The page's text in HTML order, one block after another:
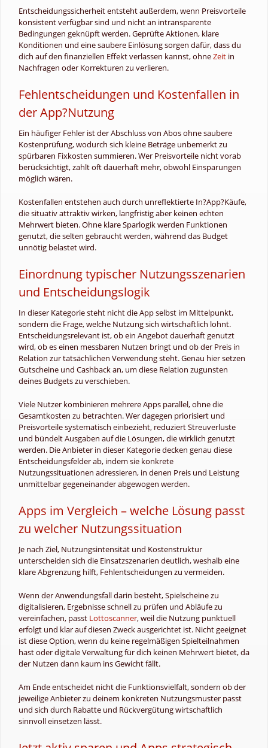
Entscheidungssicherheit entsteht außerdem, wenn Preisvorteile
konsistent verfügbar sind und nicht an intransparente
Bedingungen geknüpft werden. Geprüfte Aktionen, klare
Konditionen und eine saubere Einlösung sorgen dafür, dass du
dich auf den finanziellen Effekt verlassen kannst, ohneZeit in
Nachfragen oder Korrekturen zu verlieren.
Fehlentscheidungen und Kostenfallen in
der App?Nutzung
Ein häufiger Fehler ist der Abschluss von Abos ohne saubere
Kostenprüfung, wodurch sich kleine Beträge unbemerkt zu
spürbaren Fixkosten summieren. Wer Preisvorteile nicht vorab
berücksichtigt, zahlt oft dauerhaft mehr, obwohl Einsparungen
möglich wären.
Kostenfallen entstehen auch durch unreflektierte In?App?Käufe,
die situativ attraktiv wirken, langfristig aber keinen echten
Mehrwert bieten. Ohne klare Sparlogik werden Funktionen
genutzt, die selten gebraucht werden, während das Budget
unnötig belastet wird.
Einordnung typischer Nutzungsszenarien
und Entscheidungslogik
In dieser Kategorie steht nicht die App selbst im Mittelpunkt,
sondern die Frage, welche Nutzung sich wirtschaftlich lohnt.
Entscheidungsrelevant ist, ob ein Angebot dauerhaft genutzt
wird, ob es einen messbaren Nutzen bringt und ob der Preis in
Relation zur tatsächlichen Verwendung steht. Genau hier setzen
Gutscheine und Cashback an, um diese Relation zugunsten
deines Budgets zu verschieben.
Viele Nutzer kombinieren mehrere Apps parallel, ohne die
Gesamtkosten zu betrachten. Wer dagegen priorisiert und
Preisvorteile systematisch einbezieht, reduziert Streuverluste
und bündelt Ausgaben auf die Lösungen, die wirklich genutzt
werden. Die Anbieter in dieser Kategorie decken genau diese
Entscheidungsfelder ab, indem sie konkrete
Nutzungssituationen adressieren, in denen Preis und Leistung
unmittelbar gegeneinander abgewogen werden.
Apps im Vergleich – welche Lösung passt
zu welcher Nutzungssituation
Je nach Ziel, Nutzungsintensität und Kostenstruktur
unterscheiden sich die Einsatzszenarien deutlich, weshalb eine
klare Abgrenzung hilft, Fehlentscheidungen zu vermeiden.
Wenn der Anwendungsfall darin besteht, Spielscheine zu
digitalisieren, Ergebnisse schnell zu prüfen und Abläufe zu
vereinfachen, passt Lottoscanner, weil die Nutzung punktuell
erfolgt und klar auf diesen Zweck ausgerichtet ist. Nicht geeignet
ist diese Option, wenn du keine regelmäßigen Spielteilnahmen
hast oder digitale Verwaltung für dich keinen Mehrwert bietet, da
der Nutzen dann kaum ins Gewicht fällt.
Am Ende entscheidet nicht die Funktionsvielfalt, sondern ob der
jeweilige Anbieter zu deinem konkreten Nutzungsmuster passt
und sich durch Rabatte und Rückvergütung wirtschaftlich
sinnvoll einsetzen lässt.